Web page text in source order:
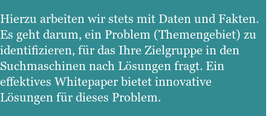
Hierzu arbeiten wir stets mit Daten und Fakten.
Es geht darum, ein Problem (Themengebiet) zu
identifizieren, für das Ihre Zielgruppe in den
Suchmaschinen nach Lösungen fragt. Ein
effektives Whitepaper bietet innovative
Lösungen für dieses Problem.